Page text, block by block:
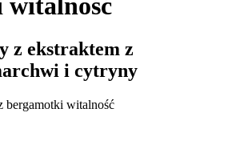
witalność
z ekstraktem z
i cytryny
bergamotki witalność